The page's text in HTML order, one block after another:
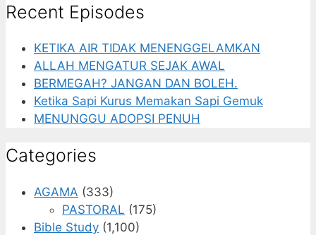
Recent Episodes
KETIKA AIR TIDAK MENENGGELAMKAN
ALLAH MENGATUR SEJAK AWAL
BERMEGAH? JANGAN DAN BOLEH.
Ketika Sapi Kurus Memakan Sapi Gemuk
MENUNGGU ADOPSI PENUH
Categories
AGAMA (333)
PASTORAL (175)
Bible Study (1,100)